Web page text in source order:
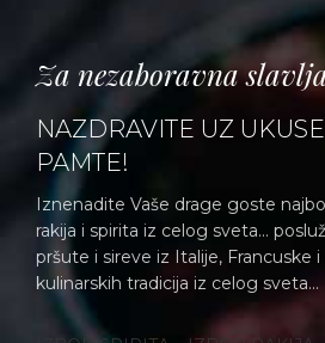
Za nezaboravna
NAZDRAVITE UZ
PAMTE!
Iznenadite Vaše drage goste
rakija i spirita iz celog sveta...
pršute i sireve iz Italije, Francuske
kulinarskih tradicija iz celog sveta...